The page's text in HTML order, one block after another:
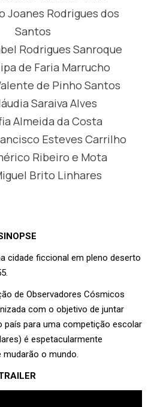
Joanes Rodrigues dos
Santos
Rodrigues Sanroque
de Faria Marrucho
de Pinho Santos
Saraiva Alves
Almeida da Costa
Esteves Carrilho
Ribeiro e Mota
Brito Linhares
cidade ficcional em pleno deserto
de Observadores Cósmicos
com o objetivo de juntar
país para uma competição escolar
é espetacularmente
o mundo.